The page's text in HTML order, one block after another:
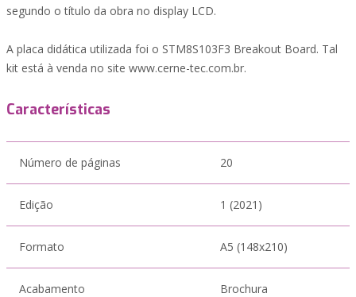
segundo o título da obra no display LCD.
A placa didática utilizada foi o STM8S103F3 Breakout Board. Tal
kit está à venda no site www.cerne-tec.com.br.
Características
Número de páginas 20
Edição 1 (2021)
Formato A5 (148x210)
Acabamento Brochura